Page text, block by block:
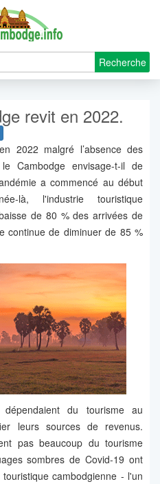
Recherche
revit en 2022.
2022 malgré l’absence des
Cambodge envisage-t-il de
a commencé au début
là, l'industrie touristique
de 80 % des arrivées de
continue de diminuer de 85 %
du tourisme au
leurs sources de revenus.
pas beaucoup du tourisme
​​​​sombres de Covid-19 ont
cambodgienne - l'un